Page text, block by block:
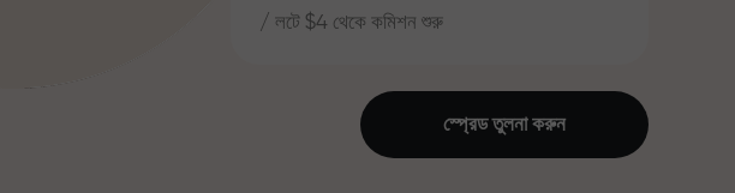
/ লটে $4 থেকে কমিশন শুরু
স্প্রেড তুলনা করুন